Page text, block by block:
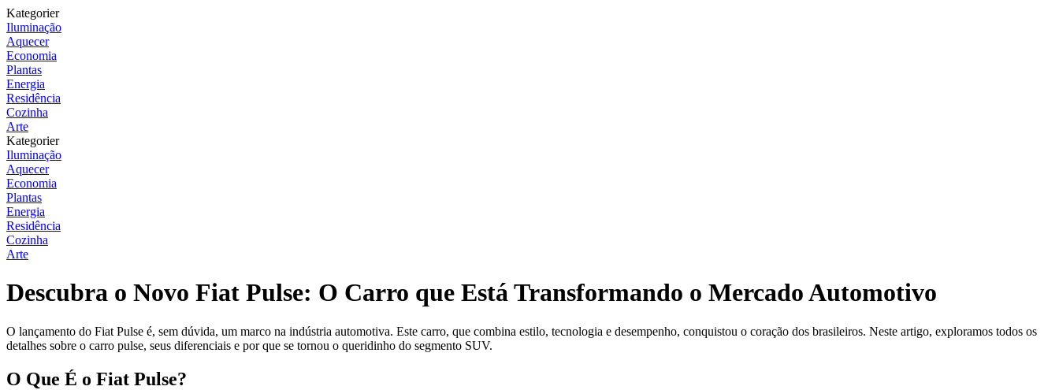
Kategorier
Iluminação
Aquecer
Economia
Plantas
Energia
Residência
Cozinha
Arte
Kategorier
Iluminação
Aquecer
Economia
Plantas
Energia
Residência
Cozinha
Arte
Descubra o Novo Fiat Pulse: O Carro que Está Transformando o Mercado Automotivo
O lançamento do Fiat Pulse é, sem dúvida, um marco na indústria automotiva. Este carro, que combina estilo, tecnologia e desempenho, conquistou o coração dos brasileiros. Neste artigo, exploramos todos os
detalhes sobre o carro pulse, seus diferenciais e por que se tornou o queridinho do segmento SUV.
O Que É o Fiat Pulse?